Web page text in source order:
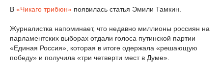
В «Чикаго трибюн» появилась статья Эмили Тамкин.
Журналистка напоминает, что недавно миллионы россиян на
парламентских выборах отдали голоса путинской партии
«Единая Россия», которая в итоге одержала «решающую
победу» и получила «три четверти мест в Думе».